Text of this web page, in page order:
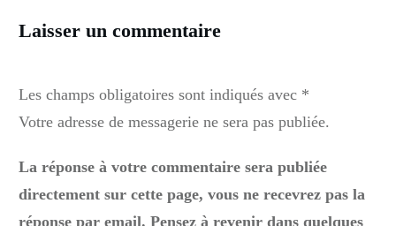
Laisser un commentaire
Les champs obligatoires sont indiqués avec *
Votre adresse de messagerie ne sera pas publiée.
La réponse à votre commentaire sera publiée
directement sur cette page, vous ne recevrez pas la
réponse par email. Pensez à revenir dans quelques